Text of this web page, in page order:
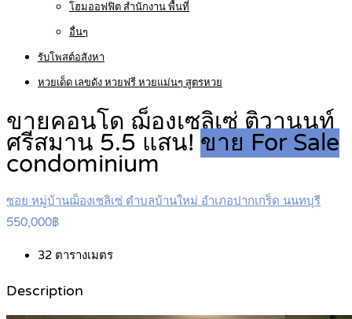
โฮมออฟฟิต สำนักงาน พื้นที่
อื่นๆ
รับโพสต์อสังหา
หวยเด็ด เลขดัง หวยฟรี หวยแม่นๆ สูตรหวย
ขายคอนโด ฌ็องเซลิเซ่ ติวานนท์
ศรีสมาน 5.5 แสน! ขาย For Sale
condominium
ซอย หมู่บ้านฌ็องเซลิเซ่ ตำบลบ้านใหม่ อำเภอปากเกร็ด นนทบุรี
550,000฿
32 ตารางเมตร
Description